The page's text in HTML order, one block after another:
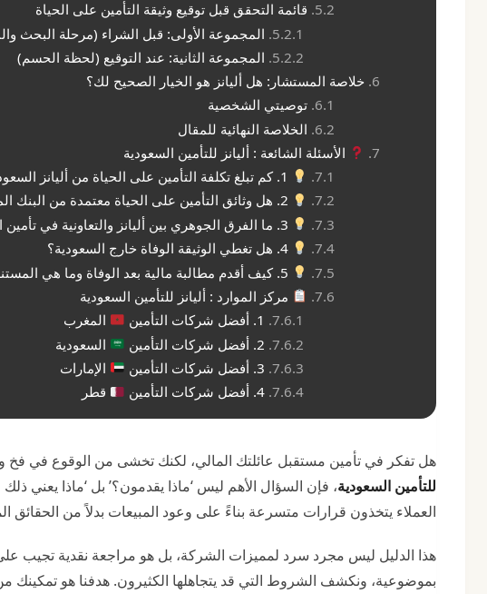
قائمة التحقق قبل توقيع وثيقة التأمين على الحياة
المجموعة الأولى: قبل الشراء (مرحلة البحث
المجموعة الثانية: عند التوقيع (لحظة الحسم)
خلاصة المستشار: هل أليانز هو الخيار الصحيح لك؟
توصيتي الشخصية
الخلاصة النهائية للمقال
الأسئلة الشائعة : أليانز للتأمين السعودية
4. هل تغطي الوثيقة الوفاة خارج السعودية؟
مركز الموارد : أليانز للتأمين السعودية
1. أفضل شركات التأمين
المغرب
2. أفضل شركات التأمين
السعودية
3. أفضل شركات التأمين
الإمارات
4. أفضل شركات التأمين
قطر
هل تفكر في تأمين مستقبل عائلتك المالي، لكنك تخشى من الوقوع في
للتأمين السعودية، فإن السؤال الأهم ليس ‘ماذا يقدمون؟’ بل ‘ماذا يعني
العملاء يتخذون قرارات متسرعة بناءً على وعود المبيعات بدلاً من الحقائق
هذا الدليل ليس مجرد سرد لمميزات الشركة، بل هو مراجعة نقدية تجيب
بموضوعية، ونكشف الشروط التي قد يتجاهلها الكثيرون. هدفنا هو تمكينك